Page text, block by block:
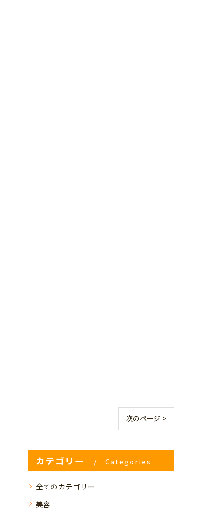
次のページ >
カテゴリー Categories
全てのカテゴリー
美容